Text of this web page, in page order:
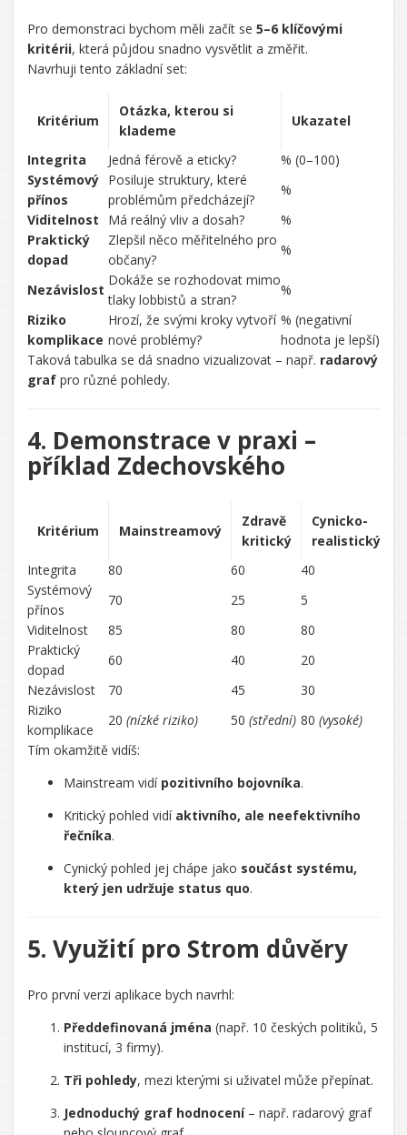
Pro demonstraci bychom měli začít se 5–6 klíčovými
kritérii, která půjdou snadno vysvětlit a změřit.
Navrhuji tento základní set:
Kritérium
Otázka, kterou si
klademe
Ukazatel
Integrita Jedná férově a eticky?
% (0–100)
Systémový
přínos
Posiluje struktury, které
problémům předcházejí?
%
Viditelnost
Má reálný vliv a dosah?
%
Praktický
dopad
Zlepšil něco měřitelného pro
občany?
%
Nezávislost
Dokáže se rozhodovat mimo
tlaky lobbistů a stran?
%
Riziko
komplikace
Hrozí, že svými kroky vytvoří
nové problémy?
% (negativní
hodnota je lepší)
Taková tabulka se dá snadno vizualizovat – např. radarový
graf pro různé pohledy.
4. Demonstrace v praxi –
příklad Zdechovského
Kritérium Mainstreamový
Zdravě
kritický
Cynicko-
realistický
Integrita
80 60
40
Systémový
přínos
70 25
5
Viditelnost
85 80
80
Praktický
dopad
60 40
20
Nezávislost
70 45
30
Riziko
komplikace
20 (nízké riziko) 50 (střední) 80 (vysoké)
Tím okamžitě vidíš:
Mainstream vidí pozitivního bojovníka.
Kritický pohled vidí aktivního, ale neefektivního
řečníka.
Cynický pohled jej chápe jako součást systému,
který jen udržuje status quo.
5. Využití pro Strom důvěry
Pro první verzi aplikace bych navrhl:
Předdefinovaná jména (např. 10 českých politiků, 5
institucí, 3 firmy).
Tři pohledy, mezi kterými si uživatel může přepínat.
Jednoduchý graf hodnocení– např. radarový graf